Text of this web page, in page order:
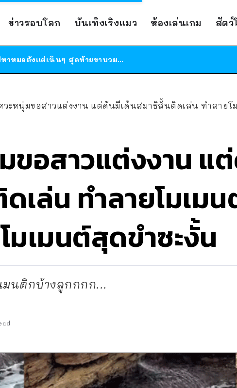
ข่าวรอบโลก บันเทิงเริงแมว ห้องเล่นเกม สัตว์
ร้านอาหารในนิวยอร์กประกาศปิดตัวลง หลังอยู่มานานกว่า 45 ปี ติดป้ายขอบคุณลูกค้าทุกคน แถมสูตรทำไวท์ซอสให้แบบจัดเต็ม
ได้เวลาเด็กหนวดรวมตัว RF Online Next เปิดให้เล่นแล้ว เกม Sci-Fi MMORPG ระดับตำนาน เล่นได้ทั้งมือถือและ PC
สาวญี่ปุ่นโดนแมวตัวเองกัด ไม่ได้ไปหาหมอตั้งแต่เนิ่นๆ สุดท้ายขาบวม กลายเป็นโรคเนื้อเน่า เตือนทาสแมวทั้งหลายให้ระวัง
วะหนุ่มขอสาวแต่งงาน แต่ดันมีเด้นสมาธิสั้นติดเล่น ทำลายโมเมนต์โร
ขอสาวแต่งงาน แ
เล่น ทำลายโมเม
มเมนต์สุดขำซะงั้น
มนติกบ้างลูกกกก...